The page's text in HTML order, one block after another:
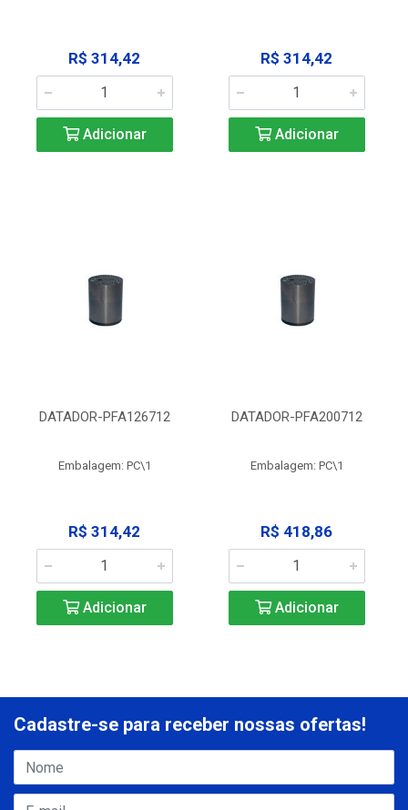
R$ 314,42
Adicionar
R$ 314,42
Adicionar
DATADOR-PFA126712
Embalagem: PC\1
R$ 314,42
Adicionar
DATADOR-PFA200712
Embalagem: PC\1
R$ 418,86
Adicionar
Cadastre-se para receber nossas ofertas!